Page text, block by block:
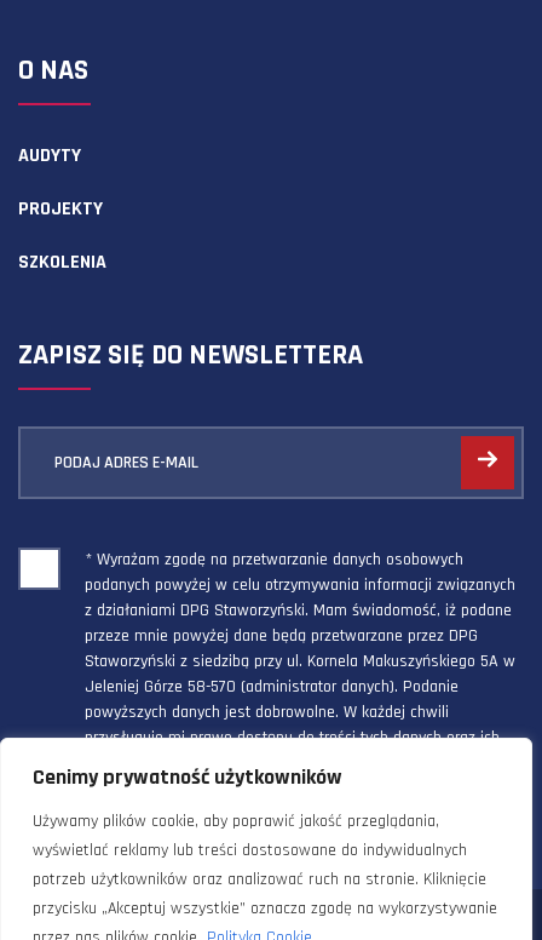
Cenimy prywatność użytkowników
Używamy plików cookie, aby poprawić jakość przeglądania,
wyświetlać reklamy lub treści dostosowane do indywidualnych
potrzeb użytkowników oraz analizować ruch na stronie. Kliknięcie
przycisku „Akceptuj wszystkie” oznacza zgodę na wykorzystywanie
O NAS
AUDYTY
PROJEKTY
SZKOLENIA
ZAPISZ SIĘ DO NEWSLETTERA
PODAJ ADRES E-MAIL
* Wyrażam zgodę na przetwarzanie danych osobowych
podanych powyżej w celu otrzymywania informacji związanych
z działaniami DPG Staworzyński. Mam świadomość, iż podane
przeze mnie powyżej dane będą przetwarzane przez DPG
Staworzyński z siedzibą przy ul. Kornela Makuszyńskiego 5A w
Jeleniej Górze 58-570 (administrator danych). Podanie
powyższych danych jest dobrowolne. W każdej chwili
przysługuje mi prawo dostępu do treści tych danych oraz ich
poprawienia, a powyższa zgoda może być odwołana w każdym
czasie.
© 2024 Doradztwo Przemysłowo Gospodarcze Staworzyński. Wszelkie